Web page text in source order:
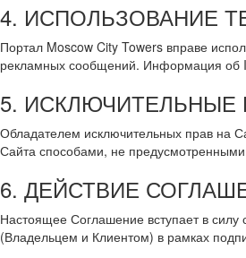
4. ИСПОЛЬЗОВАНИЕ
Портал Moscow City Towers вправе
рекламных сообщений. Информация об
5. ИСКЛЮЧИТЕЛЬНЫЕ
Обладателем исключительных прав на
Сайта способами, не
6. ДЕЙСТВИЕ
Настоящее Соглашение вступает в силу
(Владельцем и Клиентом) в рамках